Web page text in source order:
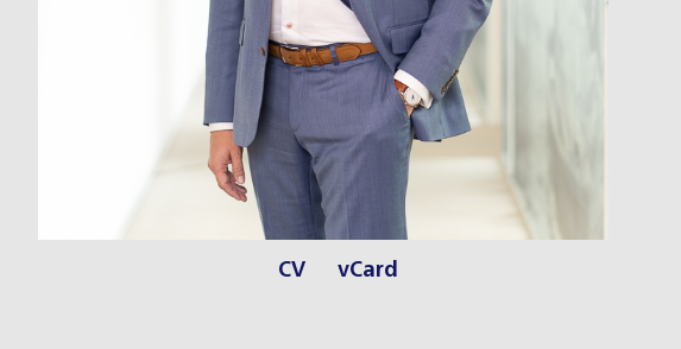
CV vCard